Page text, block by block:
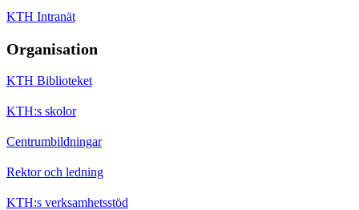
KTH Intranät
Organisation
KTH Biblioteket
KTH:s skolor
Centrumbildningar
Rektor och ledning
KTH:s verksamhetsstöd